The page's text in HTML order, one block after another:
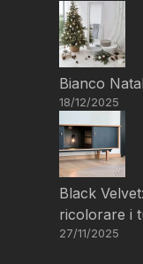
Bianco
18/12/2025
Black
ricolorare i
27/11/2025